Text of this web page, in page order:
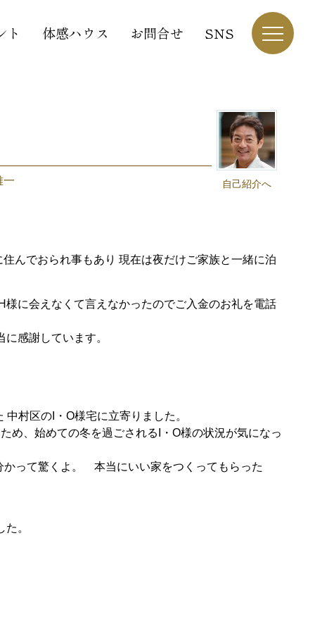
ト 体感ハウス お問合せ SNS
自己紹介へ
一
んでおられ事もあり 現在は夜だけご家族と一緒に泊
に会えなくて言えなかったのでご入金のお礼を電話
感謝しています。
中村区のI・O様宅に立寄りました。
め、始めての冬を過ごされるI・O様の状況が気になっ
かって驚くよ。 本当にいい家をつくってもらった
。